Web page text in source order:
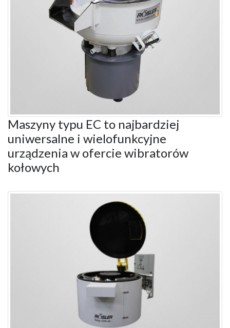
Maszyny typu EC to najbardziej
uniwersalne i wielofunkcyjne
urządzenia w ofercie wibratorów
kołowych